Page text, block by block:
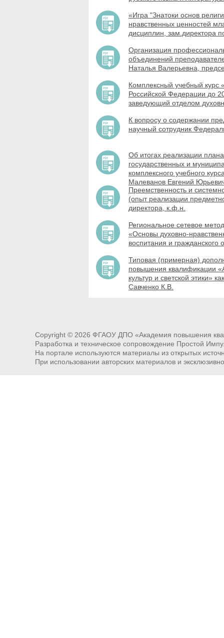
«Игра "Знатоки основ
нравственных ценностей
дисциплин, зам.директора
Организация
объединений
Наталья Валерьевна,
Комплексный учебный курс
Российской Федерации до
заведующий отделом
К вопросу о содержании
научный сотрудник
Об итогах реализации
государственных и
комплексного учебного
Малеванов Евгений
Преемственность и
(опыт реализации
директора, к.ф.н.
Региональное сетевое
«Основы духовно-
воспитания и
Типовая (примерная)
повышения квалификации
культур и светской этики»
Савченко К.В.
Copyright © 2026 ФГАОУ ДПО «Академия повышения
Разработка и техническое сопровождение Простой
На портале используются материалы из открытых
При использовании авторских материалов и